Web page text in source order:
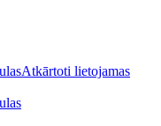
Atkārtoti lietojamas